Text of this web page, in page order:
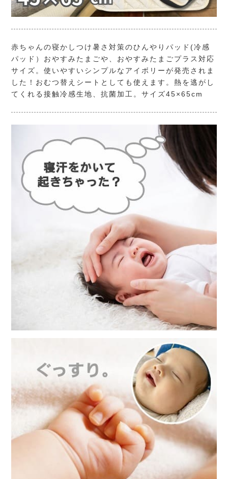
赤ちゃんの寝かしつけ暑さ対策のひんやりパッド(冷感
パッド）おやすみたまごや、おやすみたまごプラス対応
サイズ。使いやすいシンプルなアイボリーが発売されま
した！おむつ替えシートとしても使えます。熱を逃がし
てくれる接触冷感生地、抗菌加工。サイズ45×65cm